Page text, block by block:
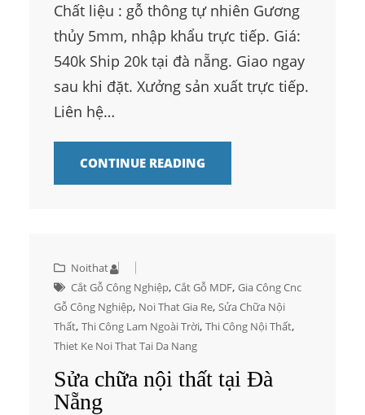
Chất liệu : gỗ thông tự nhiên Gương
thủy 5mm, nhập khẩu trực tiếp. Giá:
540k Ship 20k tại đà nẵng. Giao ngay
sau khi đặt. Xưởng sản xuất trực tiếp.
Liên hệ…
CONTINUE READING
Noithat
Cắt Gỗ Công Nghiệp, Cắt Gỗ MDF, Gia Công Cnc
Gỗ Công Nghiệp, Noi That Gia Re, Sửa Chữa Nội
Thất, Thi Công Lam Ngoài Trời, Thi Công Nội Thất
Thiet Ke Noi That Tai Da Nang
Sửa chữa nội thất tại Đà
Nẵng